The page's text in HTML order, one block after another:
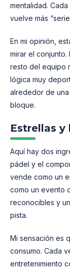
mentalidad.
vuelve más
En mi opinión,
mirar el
resto del equipo
lógica muy
alrededor de
bloque.
Estrellas
Aquí hay dos
pádel y el
vende como un
como un evento
reconocibles y
pista.
Mi sensación es
consumo. Cada
entretenimiento